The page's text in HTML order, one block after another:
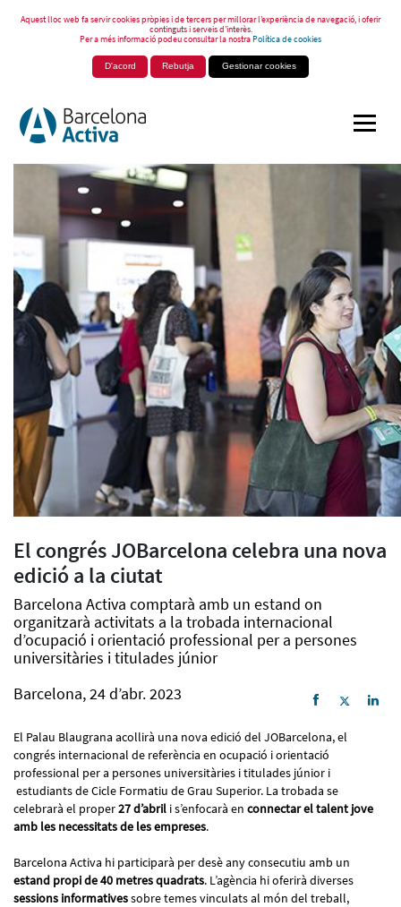
Aquest lloc web fa servir cookies pròpies i de tercers per millorar l’experiència de navegació, i oferir
continguts i serveis d’interès.
Per a més informació podeu consultar la nostraPolítica de cookies
D'acord Rebutja Gestionar cookies
El congrés JOBarcelona celebra una nova
edició a la ciutat
Barcelona Activa comptarà amb un estand on
organitzarà activitats a la trobada internacional
d’ocupació i orientació professional per a persones
universitàries i titulades júnior
Barcelona, 24 d’abr. 2023
El Palau Blaugrana acollirà una nova edició del JOBarcelona, el
congrés internacional de referència en ocupació i orientació
professional per a persones universitàries i titulades júnior i
estudiants de Cicle Formatiu de Grau Superior. La trobada se
celebrarà el proper27 d’abril i s’enfocarà en connectar el talent jove
amb les necessitats de les empreses.
Barcelona Activa hi participarà per desè any consecutiu amb un
estand propi de 40 metres quadrats. L’agència hi oferirà diverses
sessions informativessobre temes vinculats al món del treball,